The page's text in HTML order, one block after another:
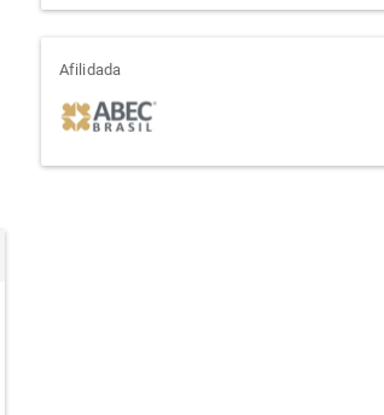
afiliada
Afilidada